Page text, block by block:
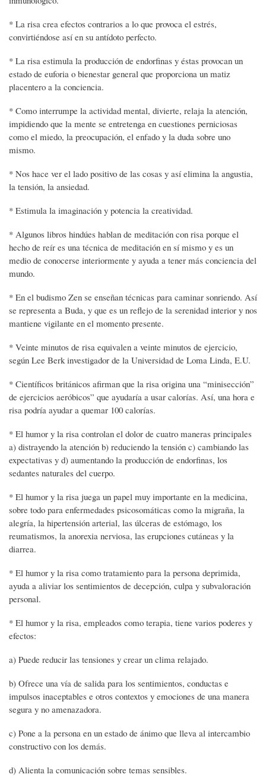
* La risa crea efectos contrarios a lo que provoca el estrés,
convirtiéndose así en su antídoto perfecto.
* La risa estimula la producción de endorfinas y éstas provocan un
estado de euforia o bienestar general que proporciona un matiz
placentero a la conciencia.
* Como interrumpe la actividad mental, divierte, relaja la atención,
impidiendo que la mente se entretenga en cuestiones perniciosas
como el miedo, la preocupación, el enfado y la duda sobre uno
mismo.
* Nos hace ver el lado positivo de las cosas y así elimina la angustia,
la tensión, la ansiedad.
* Estimula la imaginación y potencia la creatividad.
* Algunos libros hindúes hablan de meditación con risa porque el
hecho de reír es una técnica de meditación en sí mismo y es un
medio de conocerse interiormente y ayuda a tener más conciencia del
mundo.
* En el budismo Zen se enseñan técnicas para caminar sonriendo. Así
se representa a Buda, y que es un reflejo de la serenidad interior y nos
mantiene vigilante en el momento presente.
* Veinte minutos de risa equivalen a veinte minutos de ejercicio,
según Lee Berk investigador de la Universidad de Loma Linda, E.U.
* Científicos británicos afirman que la risa origina una “minisección”
de ejercicios aeróbicos” que ayudaría a usar calorías. Así, una hora e
risa podría ayudar a quemar 100 calorías.
* El humor y la risa controlan el dolor de cuatro maneras principales
a) distrayendo la atención b) reduciendo la tensión c) cambiando las
expectativas y d) aumentando la producción de endorfinas, los
sedantes naturales del cuerpo.
* El humor y la risa juega un papel muy importante en la medicina,
sobre todo para enfermedades psicosomáticas como la migraña, la
alegría, la hipertensión arterial, las úlceras de estómago, los
reumatismos, la anorexia nerviosa, las erupciones cutáneas y la
diarrea.
* El humor y la risa como tratamiento para la persona deprimida,
ayuda a aliviar los sentimientos de decepción, culpa y subvaloración
personal.
* El humor y la risa, empleados como terapia, tiene varios poderes y
efectos:
a) Puede reducir las tensiones y crear un clima relajado.
b) Ofrece una vía de salida para los sentimientos, conductas e
impulsos inaceptables e otros contextos y emociones de una manera
segura y no amenazadora.
c) Pone a la persona en un estado de ánimo que lleva al intercambio
constructivo con los demás.
d) Alienta la comunicación sobre temas sensibles.